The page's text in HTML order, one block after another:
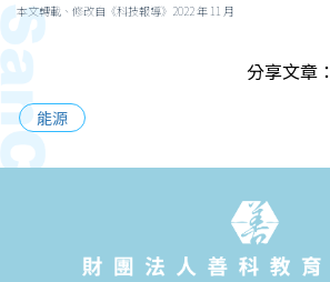
本文轉載、修改自《科技報導》2022 年 11 月
分享文章：
能源